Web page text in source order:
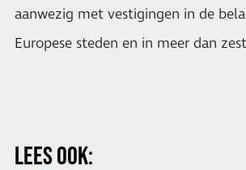
aanwezig met vestigingen in de
Europese steden en in meer dan
LEES OOK: